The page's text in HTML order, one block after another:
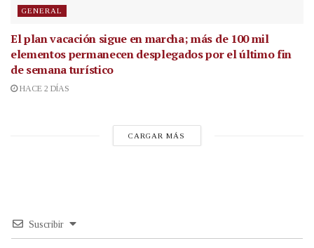
GENERAL
El plan vacación sigue en marcha; más de 100 mil
elementos permanecen desplegados por el último fin
de semana turístico
HACE 2 DÍAS
CARGAR MÁS
Suscribir